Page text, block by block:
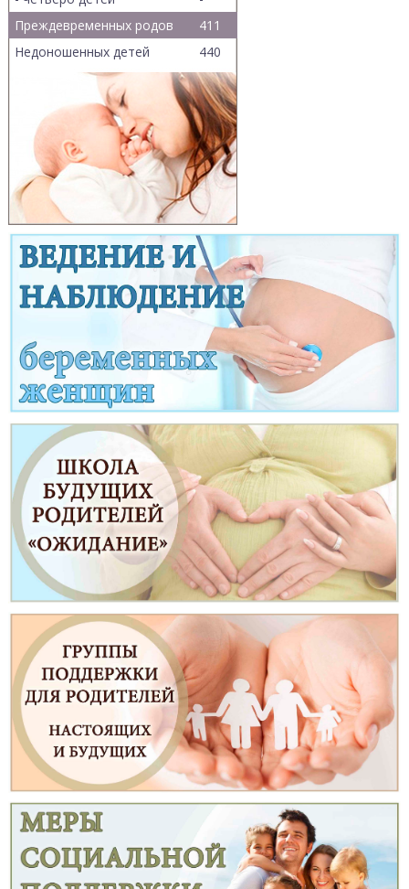
Преждевременных родов
411
Недоношенных детей
440